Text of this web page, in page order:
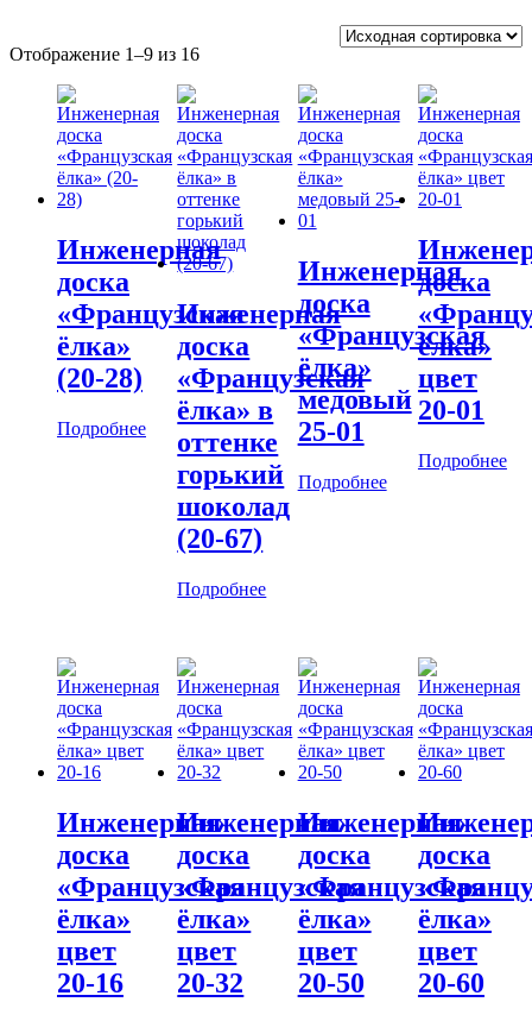
Отображение 1–9 из 16
Инженерная
доска
«Французская
ёлка»
(20-28)
Подробнее
Инженерная
доска
«Французская
ёлка» в
оттенке
горький
шоколад
(20-67)
Подробнее
Инженерная
доска
«Французская
ёлка»
медовый
25-01
Подробнее
доска
ёлка»
цвет
20-01
Подробнее
Инженерная
доска
«Французская
ёлка»
цвет
20-16
Инженерная
доска
«Французская
ёлка»
цвет
20-32
Инженерная
доска
«Французская
ёлка»
цвет
20-50
доска
ёлка»
цвет
20-60